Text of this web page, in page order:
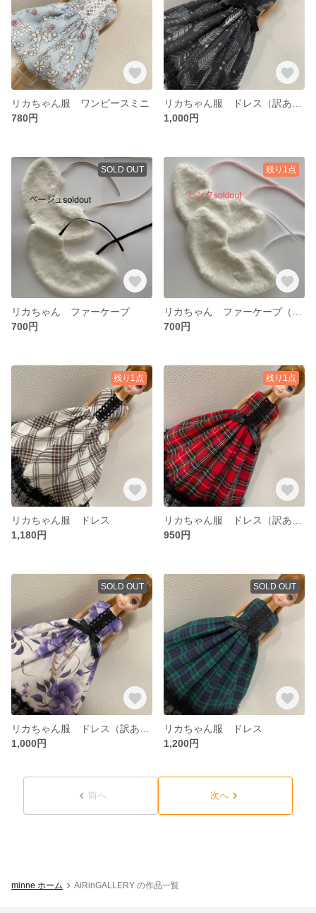
リカちゃん服 ワンピースミニ
780円
1,000円
SOLD OUT
リカちゃん ファーケープ
700円
残り1点
700円
残り1点
リカちゃん服 ドレス
1,180円
残り1点
950円
SOLD OUT
1,000円
SOLD OUT
リカちゃん服 ドレス
1,200円
前へ 次へ
minne ホーム AiRinGALLERY の作品一覧